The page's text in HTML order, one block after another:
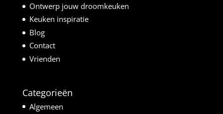
Ontwerp jouw droomkeuken
Keuken inspiratie
Blog
Contact
Vrienden
Categorieën
Algemeen